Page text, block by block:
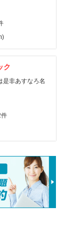
ク
是非あすなろ名